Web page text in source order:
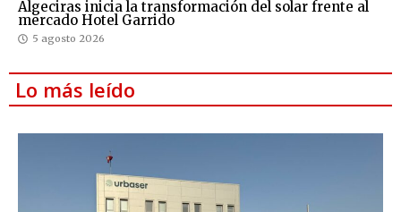
Algeciras inicia la transformación del solar frente al
mercado Hotel Garrido
5 agosto 2026
Lo más leído